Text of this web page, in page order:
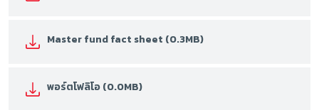
Master fund fact sheet (0.3MB)
พอร์ตโฟลิโอ (0.0MB)